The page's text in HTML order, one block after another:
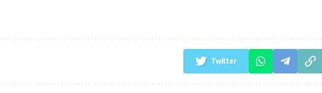
Twitter